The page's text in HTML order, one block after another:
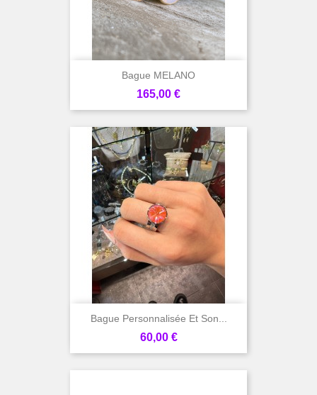
Bague MELANO
Prix
165,00 €
Bague Personnalisée Et Son...
Prix
60,00 €